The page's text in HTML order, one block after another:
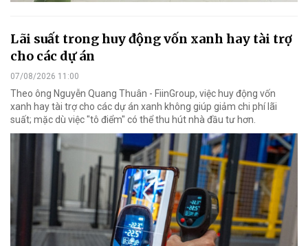
Lãi suất trong huy động vốn xanh hay tài trợ
cho các dự án
07/08/2026 11:00
Theo ông Nguyễn Quang Thuân - FiinGroup, việc huy động vốn
xanh hay tài trợ cho các dự án xanh không giúp giảm chi phí lãi
suất; mặc dù việc "tô điểm" có thể thu hút nhà đầu tư hơn.